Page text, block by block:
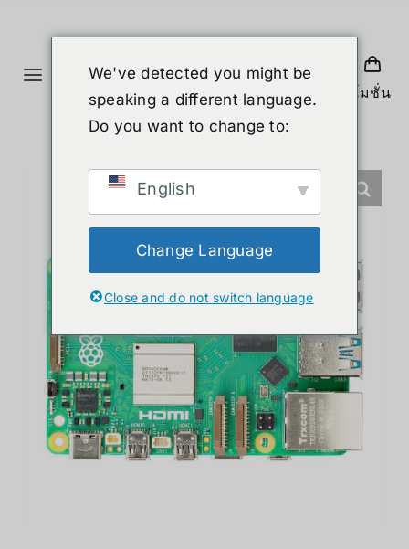
Toggle
Navigation
新闻
服务
商店
โปรโมชั่น
We've detected you might be
speaking a different language.
Do you want to change to:
English
Change Language
Close and do not switch language